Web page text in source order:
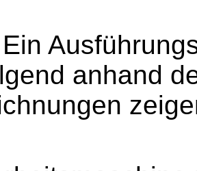
Ein
anhand